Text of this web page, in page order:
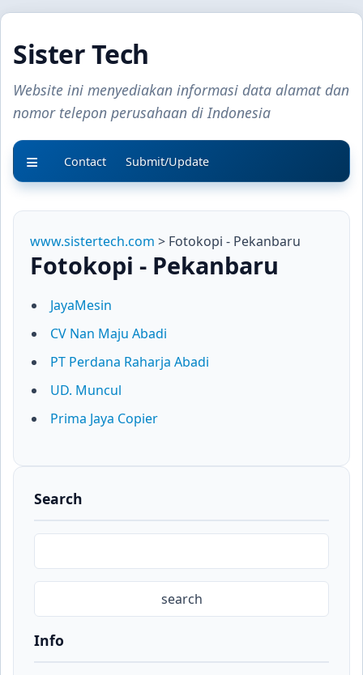
Sister Tech
Website ini menyediakan informasi data alamat dan
nomor telepon perusahaan di Indonesia
Contact Submit/Update
www.sistertech.com > Fotokopi - Pekanbaru
Fotokopi - Pekanbaru
JayaMesin
CV Nan Maju Abadi
PT Perdana Raharja Abadi
UD. Muncul
Prima Jaya Copier
Search
Info